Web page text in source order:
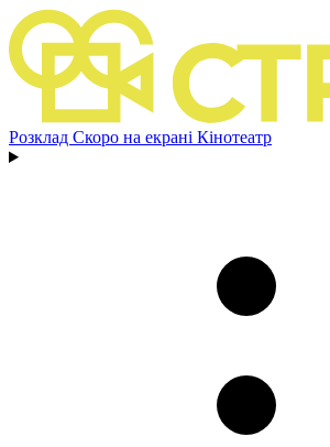
Розклад Скоро на екрані Кінотеатр